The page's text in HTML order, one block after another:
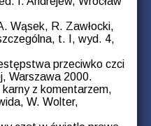
Wąsek, R. Zawłocki,
t. I, wyd. 4,
przeciwko czci
Warszawa 2000.
z komentarzem,
W. Wolter,